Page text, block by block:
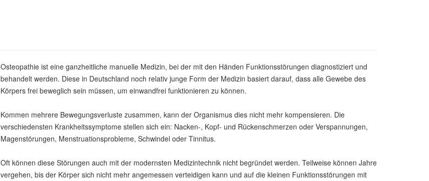
Osteopathie ist eine ganzheitliche manuelle Medizin, bei der mit den Händen Funktionsstörungen diagnostiziert und
behandelt werden. Diese in Deutschland noch relativ junge Form der Medizin basiert darauf, dass alle Gewebe des
Körpers frei beweglich sein müssen, um einwandfrei funktionieren zu können.
Kommen mehrere Bewegungsverluste zusammen, kann der Organismus dies nicht mehr kompensieren. Die
verschiedensten Krankheitssymptome stellen sich ein: Nacken-, Kopf- und Rückenschmerzen oder Verspannungen,
Magenstörungen, Menstruationsprobleme, Schwindel oder Tinnitus.
Oft können diese Störungen auch mit der modernsten Medizintechnik nicht begründet werden. Teilweise können Jahre
vergehen, bis der Körper sich nicht mehr angemessen verteidigen kann und auf die kleinen Funktionsstörungen mit